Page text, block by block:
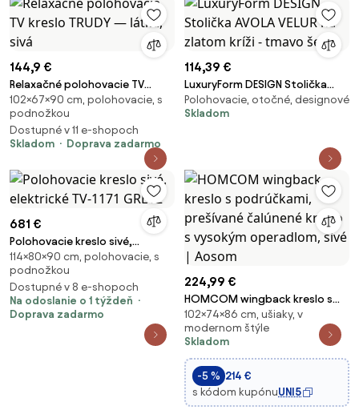
144,9 €
Relaxačné polohovacie TV
kreslo TRUDY — látka, sivá
102×67×90 cm, polohovacie, s
podnožkou
Dostupné v 11 e-shopoch
Skladom
Doprava zadarmo
114,39 €
LuxuryForm DESIGN Stolička
AVOLA VELUR na zlatom kríži -
tmavo šedá
Polohovacie, otočné, designové
Skladom
681 €
Polohovacie kreslo sivé,
elektrické TV-1171 GREY2
114×80×90 cm, polohovacie, s
podnožkou
Dostupné v 8 e-shopoch
Na odoslanie o 1 týždeň
Doprava zadarmo
224,99 €
HOMCOM wingback kreslo s
podrúčkami, prešívané
čalúnené kreslo s vysokým
operadlom, sivé | Aosom
102×74×86 cm, ušiaky, v
modernom štýle
Skladom
-5 % 214 €
s kódom kupónuUNI5